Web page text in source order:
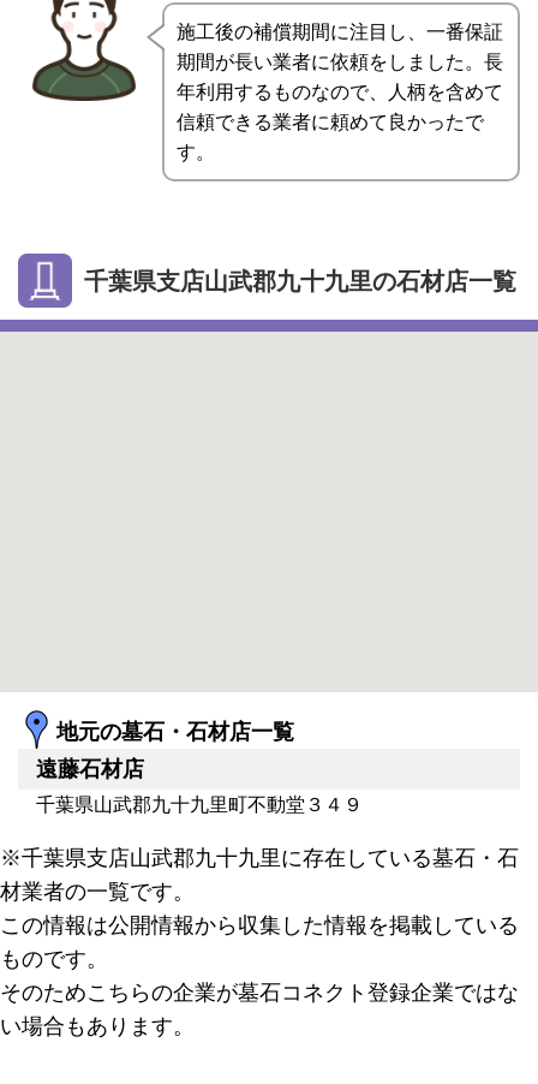
施工後の補償期間に注目し、一番保証
期間が長い業者に依頼をしました。長
年利用するものなので、人柄を含めて
信頼できる業者に頼めて良かったで
す。
千葉県支店山武郡九十九里の石材店一覧
地元の墓石・石材店一覧
遠藤石材店
千葉県山武郡九十九里町不動堂３４９
※千葉県支店山武郡九十九里に存在している墓石・石
材業者の一覧です。
この情報は公開情報から収集した情報を掲載している
ものです。
そのためこちらの企業が墓石コネクト登録企業ではな
い場合もあります。